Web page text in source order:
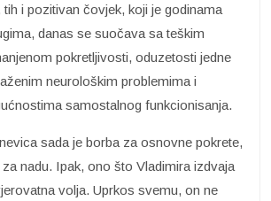
tih i pozitivan čovjek, koji je godinama
danas se suočava sa teškim
pokretljivosti, oduzetosti jedne
neurološkim problemima i
samostalnog funkcionisanja.
sada je borba za osnovne pokrete,
nadu. Ipak, ono što Vladimira izdvaja
volja. Uprkos svemu, on ne